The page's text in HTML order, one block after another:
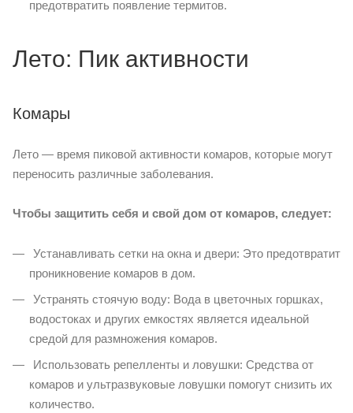
предотвратить появление термитов.
Лето: Пик активности
Комары
Лето — время пиковой активности комаров, которые могут
переносить различные заболевания.
Чтобы защитить себя и свой дом от комаров, следует:
Устанавливать сетки на окна и двери: Это предотвратит
проникновение комаров в дом.
Устранять стоячую воду: Вода в цветочных горшках,
водостоках и других емкостях является идеальной
средой для размножения комаров.
Использовать репелленты и ловушки: Средства от
комаров и ультразвуковые ловушки помогут снизить их
количество.